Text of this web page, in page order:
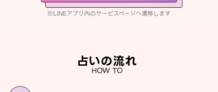
※LINEアプリ内のサービスページへ遷移します
占いの流れ
HOW TO